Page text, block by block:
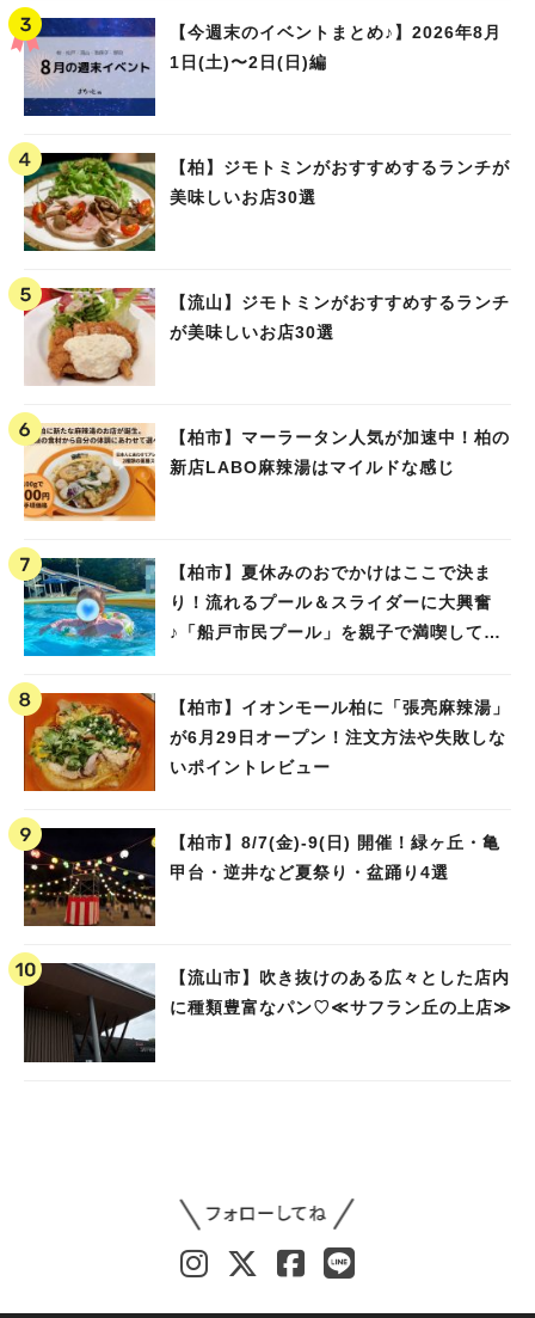
【今週末のイベントまとめ♪】2026年8月
1日(土)〜2日(日)編
【柏】ジモトミンがおすすめするランチが
美味しいお店30選
【流山】ジモトミンがおすすめするランチ
が美味しいお店30選
【柏市】マーラータン人気が加速中！柏の
新店LABO麻辣湯はマイルドな感じ
【柏市】夏休みのおでかけはここで決ま
り！流れるプール＆スライダーに大興奮
♪「船戸市民プール」を親子で満喫してき
【柏市】イオンモール柏に「張亮麻辣湯」
が6月29日オープン！注文方法や失敗しな
いポイントレビュー
【柏市】8/7(金)‐9(日) 開催！緑ヶ丘・亀
甲台・逆井など夏祭り・盆踊り4選
【流山市】吹き抜けのある広々とした店内
に種類豊富なパン♡≪サフラン丘の上店≫